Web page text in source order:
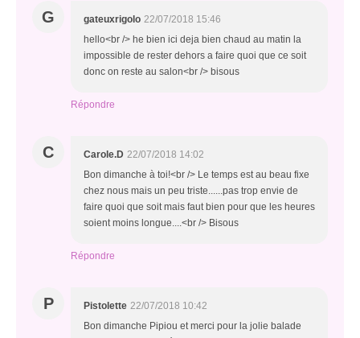
G gateuxrigolo 22/07/2018 15:46
hello<br /> he bien ici deja bien chaud au matin la
impossible de rester dehors a faire quoi que ce soit
donc on reste au salon<br /> bisous
Répondre
C Carole.D 22/07/2018 14:02
Bon dimanche à toi!<br /> Le temps est au beau fixe
chez nous mais un peu triste......pas trop envie de
faire quoi que soit mais faut bien pour que les heures
soient moins longue....<br /> Bisous
Répondre
P Pistolette 22/07/2018 10:42
Bon dimanche Pipiou et merci pour la jolie balade